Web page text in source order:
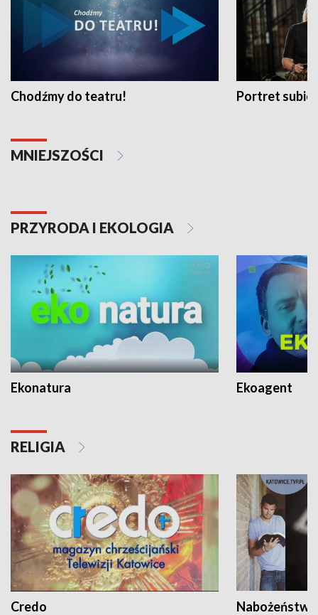
Chodźmy do teatru! Portret
MNIEJSZOŚCI
PRZYRODA I EKOLOGIA
Ekonatura Ekoagent
RELIGIA
Credo